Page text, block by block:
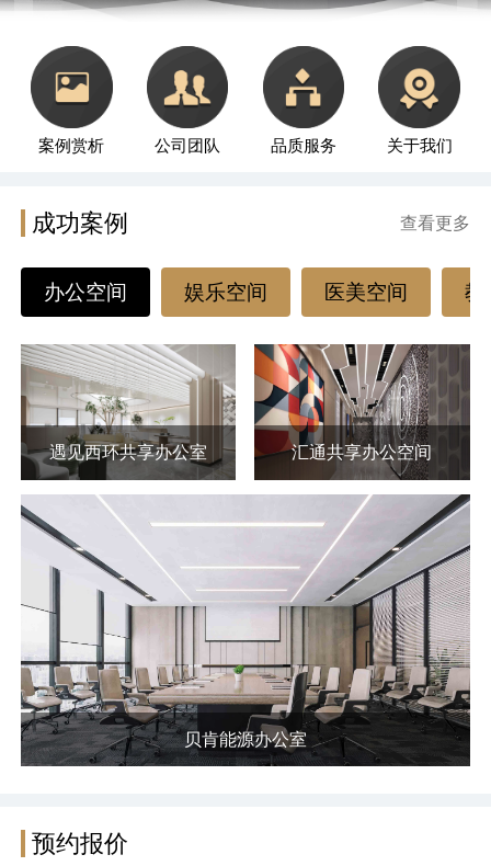
案例赏析 公司团队 品质服务 关于我们
成功案例 查看更多
办公空间 娱乐空间 医美空间 教
遇见西环共享办公室 汇通共享办公空间
贝肯能源办公室
预约报价